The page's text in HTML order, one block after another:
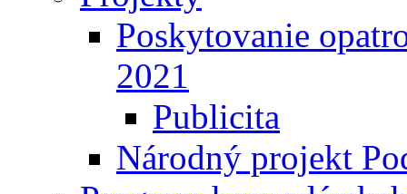
Poskytovanie
2021
Publicita
Národný projekt